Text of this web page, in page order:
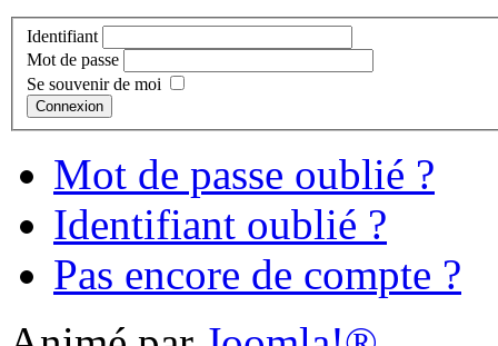
Identifiant
Mot de passe
Se souvenir de moi
Connexion
Mot de passe oublié ?
Identifiant oublié ?
Pas encore de compte ?